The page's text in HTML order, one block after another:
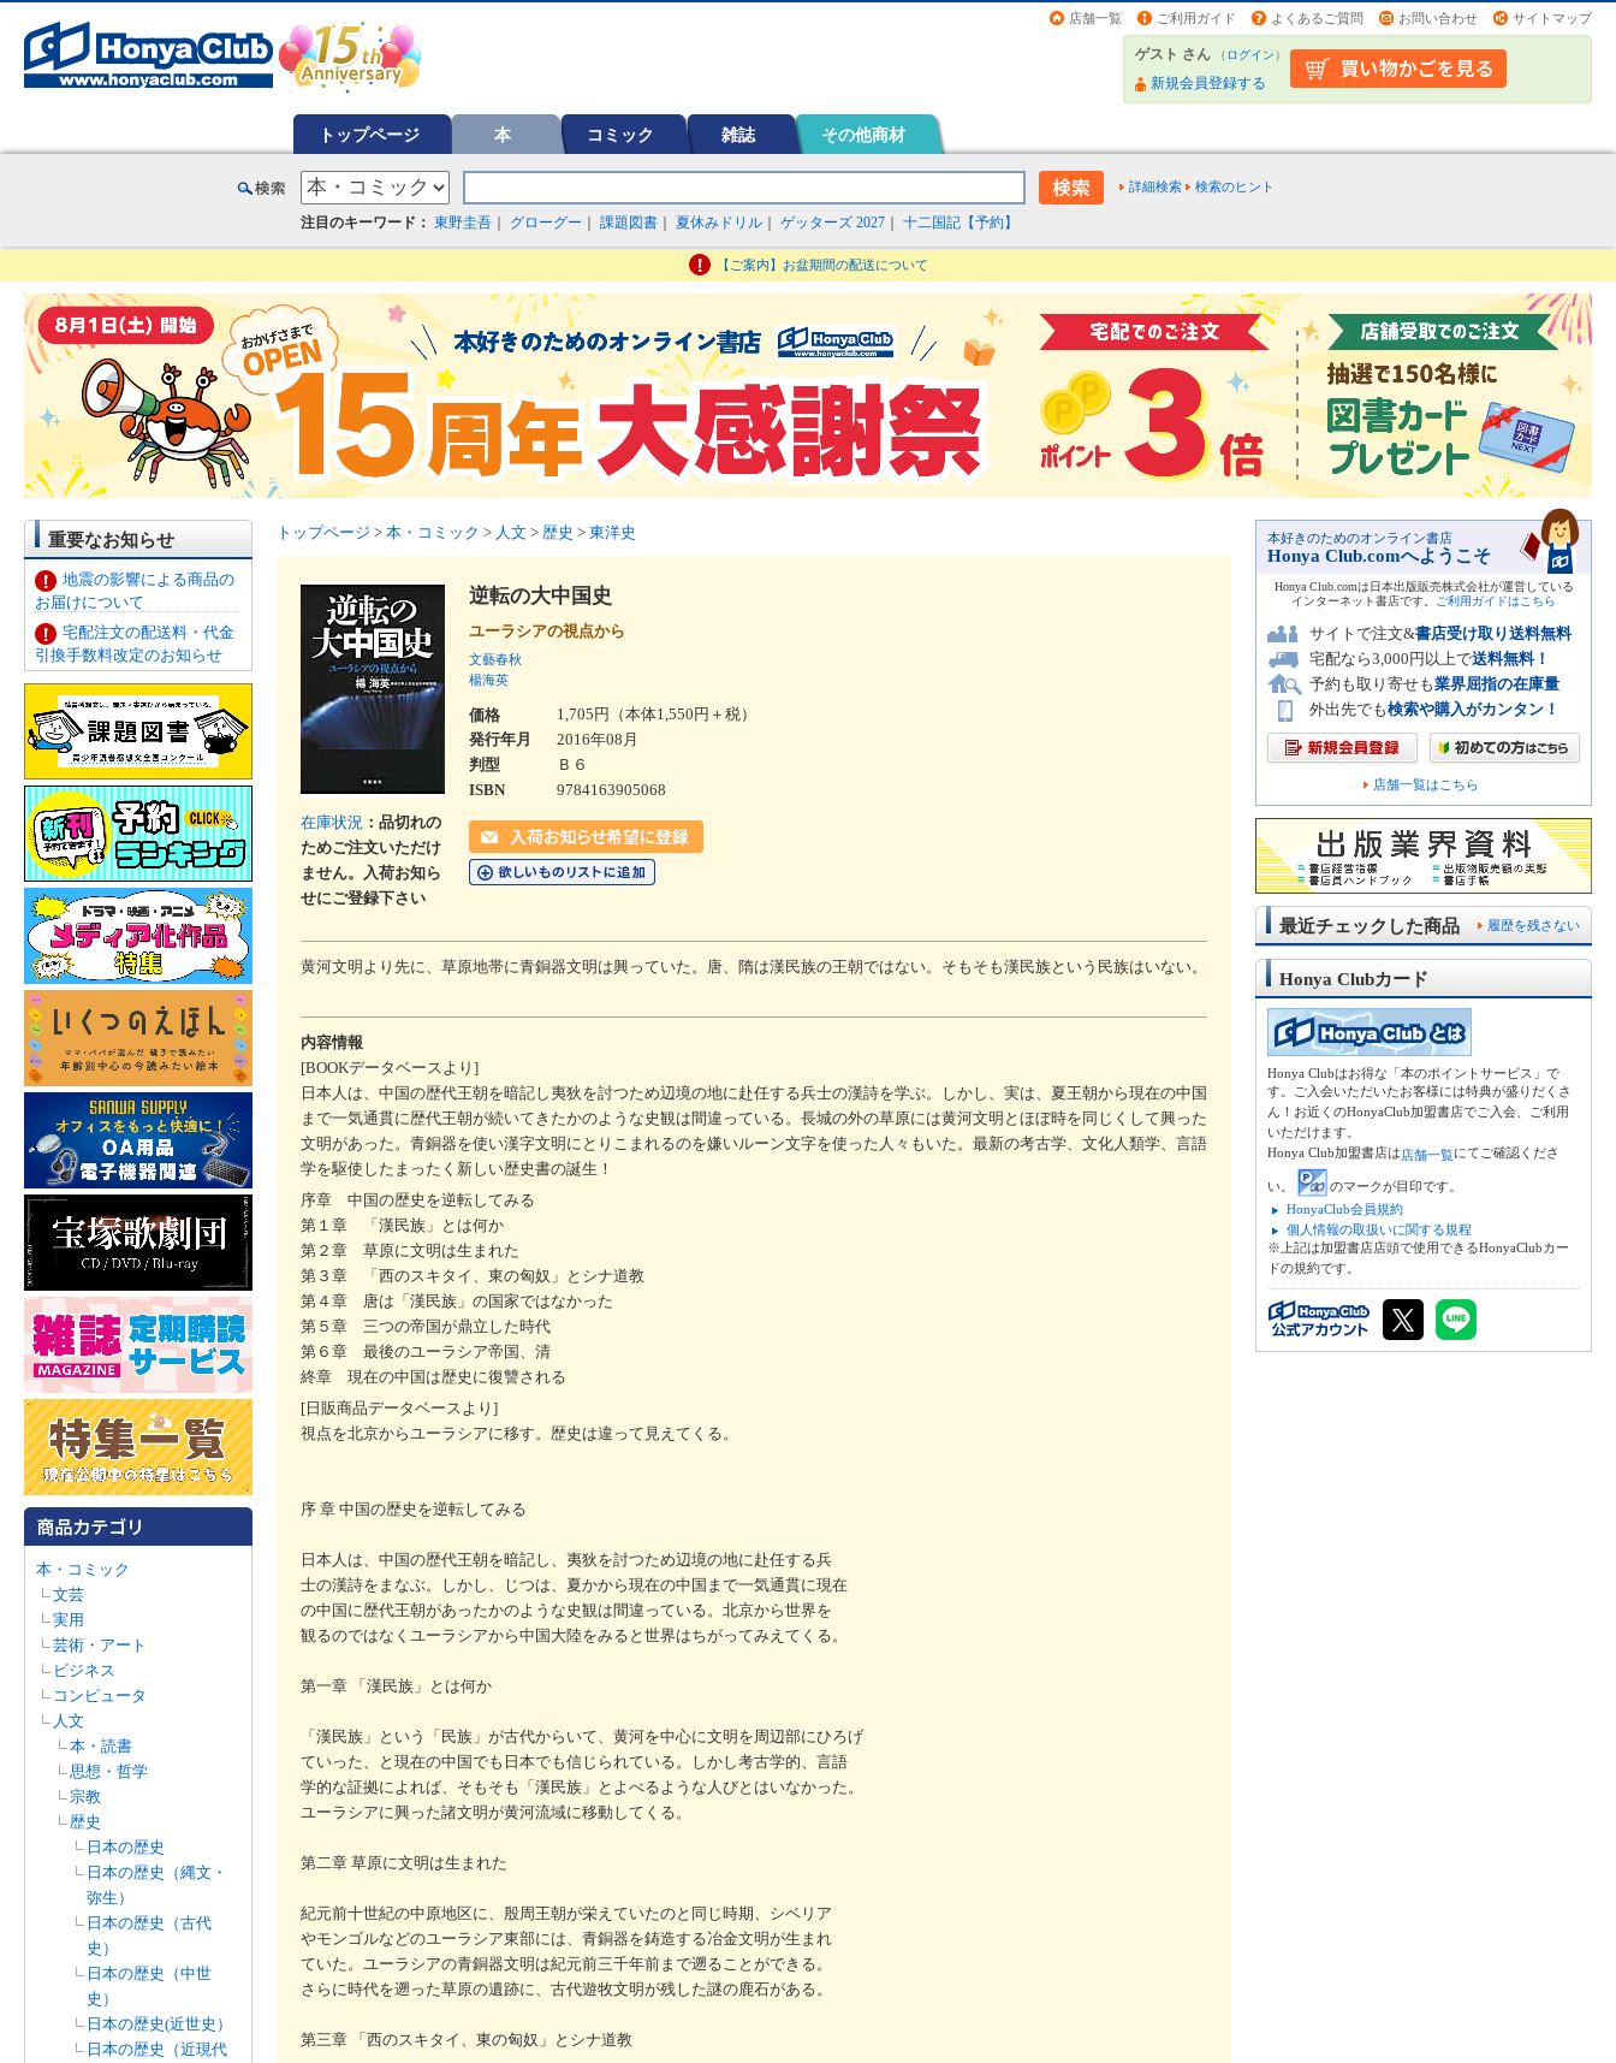
店舗一覧 ご利用ガイド よくあるご質問 お問い合わせ サイトマップ
ゲスト さん （ログイン）
新規会員登録する
トップページ 本 コミック 雑誌 その他商材
詳細検索 検索のヒント
注目のキーワード： 東野圭吾 グローグー 課題図書 夏休みドリル ゲッターズ 2027 十二国記【予約】
【ご案内】お盆期間の配送について
重要なお知らせ
地震の影響による商品の
お届けについて
宅配注文の配送料・代金
引換手数料改定のお知らせ
本・コミック
文芸
実用
芸術・アート
ビジネス
コンピュータ
人文
本・読書
思想・哲学
宗教
歴史
日本の歴史
日本の歴史（縄文・
弥生）
日本の歴史（古代
史）
日本の歴史（中世
史）
日本の歴史(近世史）
日本の歴史（近現代
トップページ > 本・コミック > 人文 > 歴史 > 東洋史
在庫状況 ：品切れの
ためご注文いただけ
ません。入荷お知ら
せにご登録下さい
逆転の大中国史
ユーラシアの視点から
文藝春秋
楊海英
価格
1,705円（本体1,550円＋税）
発行年月
2016年08月
判型
Ｂ６
ISBN
9784163905068
黄河文明より先に、草原地帯に青銅器文明は興っていた。唐、隋は漢民族の王朝ではない。そもそも漢民族という民族はいない。
内容情報
[BOOKデータベースより]
日本人は、中国の歴代王朝を暗記し夷狄を討つため辺境の地に赴任する兵士の漢詩を学ぶ。しかし、実は、夏王朝から現在の中国
まで一気通貫に歴代王朝が続いてきたかのような史観は間違っている。長城の外の草原には黄河文明とほぼ時を同じくして興った
文明があった。青銅器を使い漢字文明にとりこまれるのを嫌いルーン文字を使った人々もいた。最新の考古学、文化人類学、言語
学を駆使したまったく新しい歴史書の誕生！
序章 中国の歴史を逆転してみる
第１章 「漢民族」とは何か
第２章 草原に文明は生まれた
第３章 「西のスキタイ、東の匈奴」とシナ道教
第４章 唐は「漢民族」の国家ではなかった
第５章 三つの帝国が鼎立した時代
第６章 最後のユーラシア帝国、清
終章 現在の中国は歴史に復讐される
[日販商品データベースより]
視点を北京からユーラシアに移す。歴史は違って見えてくる。
序 章 中国の歴史を逆転してみる
日本人は、中国の歴代王朝を暗記し、夷狄を討つため辺境の地に赴任する兵
士の漢詩をまなぶ。しかし、じつは、夏かから現在の中国まで一気通貫に現在
の中国に歴代王朝があったかのような史観は間違っている。北京から世界を
観るのではなくユーラシアから中国大陸をみると世界はちがってみえてくる。
第一章 「漢民族」とは何か
「漢民族」という「民族」が古代からいて、黄河を中心に文明を周辺部にひろげ
ていった、と現在の中国でも日本でも信じられている。しかし考古学的、言語
学的な証拠によれば、そもそも「漢民族」とよべるような人びとはいなかった。
ユーラシアに興った諸文明が黄河流域に移動してくる。
第二章 草原に文明は生まれた
紀元前十世紀の中原地区に、殷周王朝が栄えていたのと同じ時期、シベリア
やモンゴルなどのユーラシア東部には、青銅器を鋳造する冶金文明が生まれ
ていた。ユーラシアの青銅器文明は紀元前三千年前まで遡ることができる。
さらに時代を遡った草原の遺跡に、古代遊牧文明が残した謎の鹿石がある。
第三章 「西のスキタイ、東の匈奴」とシナ道教
本好きのためのオンライン書店
Honya Club.comへようこそ
Honya Club.comは日本出版販売株式会社が運営している
インターネット書店です。
ご利用ガイドはこちら
サイトで注文&書店受け取り送料無料
宅配なら3,000円以上で送料無料！
予約も取り寄せも業界屈指の在庫量
外出先でも検索や購入がカンタン！
店舗一覧はこちら
履歴を残さない
最近チェックした商品
Honya Clubカード
Honya Clubはお得な「本のポイントサービス」で
す。ご入会いただいたお客様には特典が盛りだくさ
ん！お近くのHonyaClub加盟書店でご入会、ご利用
いただけます。
Honya Club加盟書店は店舗一覧にてご確認くださ
い。
のマークが目印です。
HonyaClub会員規約
個人情報の取扱いに関する規程
※上記は加盟書店店頭で使用できるHonyaClubカー
ドの規約です。